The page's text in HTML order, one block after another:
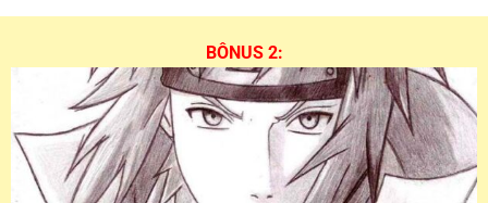
BÔNUS 2: